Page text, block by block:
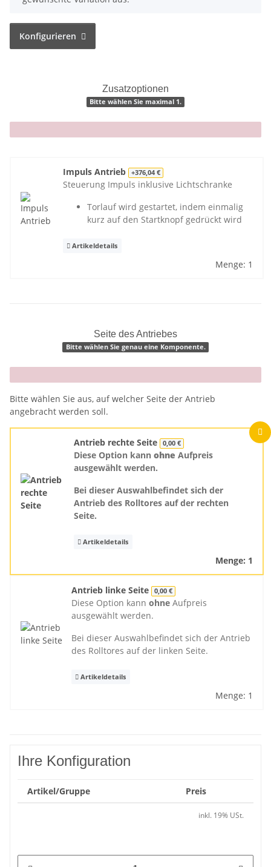
Konfigurieren
Zusatzoptionen
Bitte wählen Sie maximal 1.
x
Impuls Antrieb +376,04 €
Steuerung Impuls inklusive Lichtschranke
Torlauf wird gestartet, indem einmalig
kurz auf den Startknopf gedrückt wird
Artikeldetails
Menge: 1
Seite des Antriebes
Bitte wählen Sie genau eine Komponente.
x
Bitte wählen Sie aus, auf welcher Seite der Antrieb
angebracht werden soll.
Antrieb rechte Seite 0,00 €
Diese Option kann ohne Aufpreis
ausgewählt werden.
Bei dieser Auswahlbefindet sich der
Antrieb des Rolltores auf der rechten
Seite.
Artikeldetails
Menge: 1
Antrieb linke Seite 0,00 €
Diese Option kann ohneAufpreis
ausgewählt werden.
Bei dieser Auswahlbefindet sich der Antrieb
des Rolltores auf der linken Seite.
Artikeldetails
Menge: 1
Ihre Konfiguration
Artikel/Gruppe Preis
inkl. 19% USt.